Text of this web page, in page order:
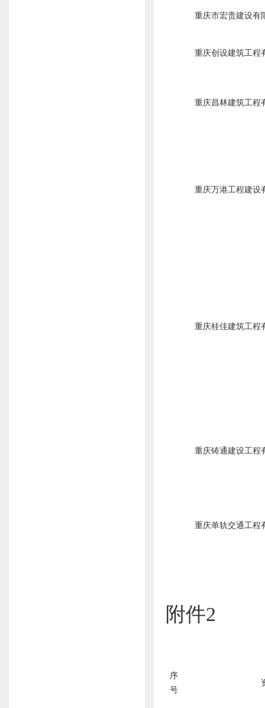
重庆市宏贵建设有
重庆创设建筑工程
重庆昌林建筑工程
重庆万港工程建设
重庆桂佳建筑工程
重庆铸通建设工程
重庆单轨交通工程
附件2
序
号